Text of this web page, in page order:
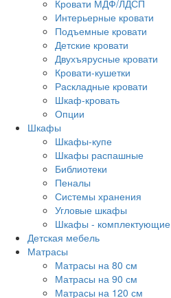
Кровати МДФ/ЛДСП
Интерьерные кровати
Подъемные кровати
Детские кровати
Двухъярусные кровати
Кровати-кушетки
Раскладные кровати
Шкаф-кровать
Опции
Шкафы
Шкафы-купе
Шкафы распашные
Библиотеки
Пеналы
Системы хранения
Угловые шкафы
Шкафы - комплектующие
Детская мебель
Матрасы
Матрасы на 80 см
Матрасы на 90 см
Матрасы на 120 см